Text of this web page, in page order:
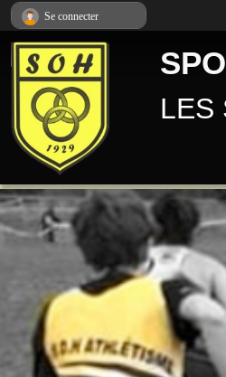
LES
Se connecter
Panneau de gestion des cookies